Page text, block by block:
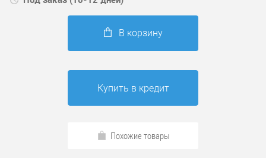
В корзину
Купить в кредит
Похожие товары